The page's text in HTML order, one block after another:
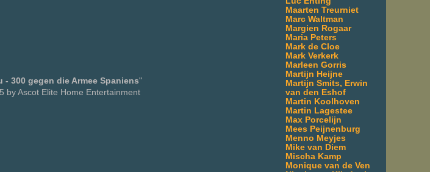
Maarten Treurniet
Marc Waltman
Margien Rogaar
Maria Peters
Mark de Cloe
Mark Verkerk
Marleen Gorris
Martijn Heijne
Martijn Smits, Erwin
van den Eshof
Martin Koolhoven
Martin Lagestee
Max Porcelijn
Mees Peijnenburg
Menno Meyjes
Mike van Diem
Mischa Kamp
Monique van de Ven
- 300 gegen die Armee Spaniens"
by Ascot Elite Home Entertainment